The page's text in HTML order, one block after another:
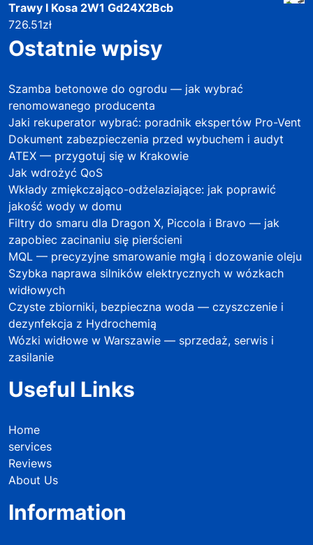
Trawy I Kosa 2W1 Gd24X2Bcb
726.51zł
Ostatnie wpisy
Szamba betonowe do ogrodu — jak wybrać
renomowanego producenta
Jaki rekuperator wybrać: poradnik ekspertów Pro-Vent
Dokument zabezpieczenia przed wybuchem i audyt
ATEX — przygotuj się w Krakowie
Jak wdrożyć QoS
Wkłady zmiękczająco-odżelaziające: jak poprawić
jakość wody w domu
Filtry do smaru dla Dragon X, Piccola i Bravo — jak
zapobiec zacinaniu się pierścieni
MQL — precyzyjne smarowanie mgłą i dozowanie oleju
Szybka naprawa silników elektrycznych w wózkach
widłowych
Czyste zbiorniki, bezpieczna woda — czyszczenie i
dezynfekcja z Hydrochemią
Wózki widłowe w Warszawie — sprzedaż, serwis i
zasilanie
Useful Links
Home
services
Reviews
About Us
Information